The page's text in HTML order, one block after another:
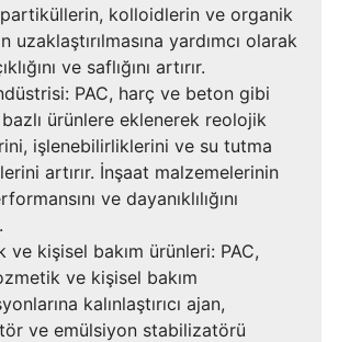
kolloidlerin ve organik
uzaklaştırılmasına yardımcı olarak
ve saflığını artırır.
PAC, harç ve beton gibi
ürünlere eklenerek reolojik
işlenebilirliklerini ve su tutma
artırır. İnşaat malzemelerinin
ve dayanıklılığını
ve kişisel bakım ürünleri: PAC,
ve kişisel bakım
kalınlaştırıcı ajan,
ve emülsiyon stabilizatörü